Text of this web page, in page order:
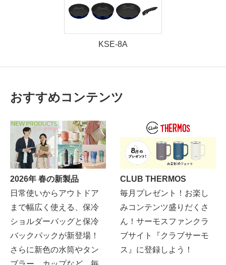
KSE-8A
おすすめコンテンツ
2026年 春の新製品
日常使いからアウトドア
まで幅広く使える、保冷
ショルダーバッグと保冷
バックパックが新登場！
さらに新色の水筒やタン
CLUB THERMOS
毎月プレゼント！お楽し
みコンテンツ盛りだくさ
ん！サーモスファンクラ
ブサイト『クラブサーモ
ス』に登録しよう！